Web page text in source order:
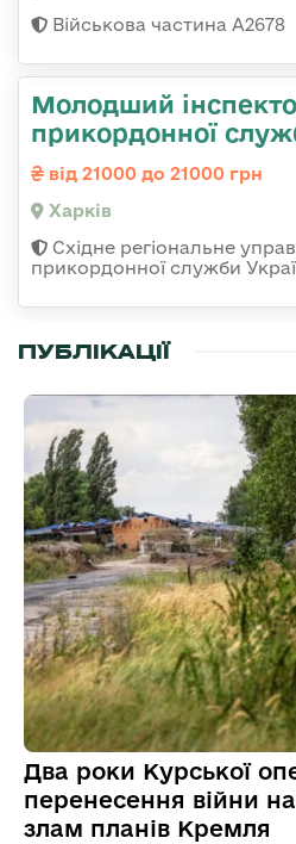
Військова частина А2678
Молодший
прикордонної
від 21000 до 21000 грн
Харків
Східне регіональне
прикордонної служби
ПУБЛІКАЦІЇ
Два роки Курської
перенесення війни
злам планів Кремля